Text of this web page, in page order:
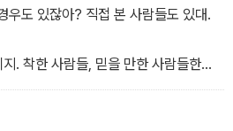
우도 있잖아? 직접 본 사람들도 있대.
. 착한 사람들, 믿을 만한 사람들한테